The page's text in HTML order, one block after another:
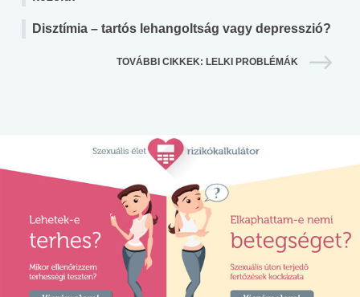
Disztímia – tartós lehangoltság vagy depresszió?
TOVÁBBI CIKKEK: LELKI PROBLÉMÁK